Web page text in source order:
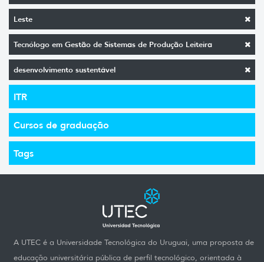
Leste
Tecnólogo em Gestão de Sistemas de Produção Leiteira
desenvolvimento sustentável
ITR
Cursos de graduação
Tags
A UTEC é a Universidade Tecnológica do Uruguai, uma proposta de
educação universitária pública de perfil tecnológico, orientada à